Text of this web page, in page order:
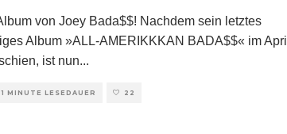
von Joey Bada$$! Nachdem sein letztes
Album »ALL-AMERIKKKAN BADA$$« im April
ist nun...
1 MINUTE LESEDAUER 22